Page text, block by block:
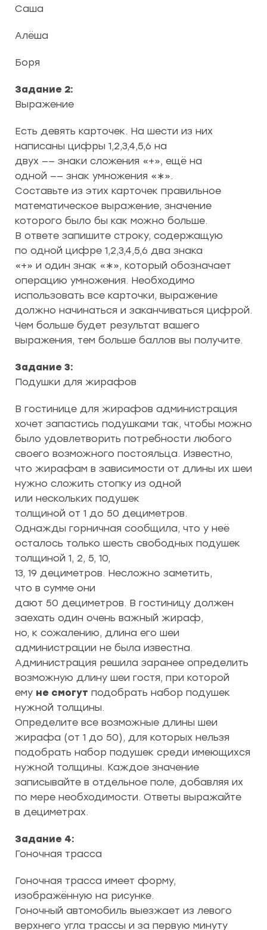
Саша
Алёша
Боря
Задание 2:
Выражение
Есть девять карточек. На шести из них
написаны цифры 1,2,3,4,5,6 на
двух —— знаки сложения «+», ещё на
одной —— знак умножения «∗».
Составьте из этих карточек правильное
математическое выражение, значение
которого было бы как можно больше.
В ответе запишите строку, содержащую
по одной цифре 1,2,3,4,5,6 два знака
«+» и один знак «∗», который обозначает
операцию умножения. Необходимо
использовать все карточки, выражение
должно начинаться и заканчиваться цифрой.
Чем больше будет результат вашего
выражения, тем больше баллов вы получите.
Задание 3:
Подушки для жирафов
В гостинице для жирафов администрация
хочет запастись подушками так, чтобы можно
было удовлетворить потребности любого
своего возможного постояльца. Известно,
что жирафам в зависимости от длины их шеи
нужно сложить стопку из одной
или нескольких подушек
толщиной от 1 до 50 дециметров.
Однажды горничная сообщила, что у неё
осталось только шесть свободных подушек
толщиной 1, 2, 5, 10,
13, 19 дециметров. Несложно заметить,
что в сумме они
дают 50 дециметров. В гостиницу должен
заехать один очень важный жираф,
но, к сожалению, длина его шеи
администрации не была известна.
Администрация решила заранее определить
возможную длину шеи гостя, при которой
ему не смогут подобрать набор подушек
нужной толщины.
Определите все возможные длины шеи
жирафа (от 1 до 50), для которых нельзя
подобрать набор подушек среди имеющихся
нужной толщины. Каждое значение
записывайте в отдельное поле, добавляя их
по мере необходимости. Ответы выражайте
в дециметрах.
Задание 4:
Гоночная трасса
Гоночная трасса имеет форму,
изображённую на рисунке.
Гоночный автомобиль выезжает из левого
верхнего угла трассы и за первую минуту